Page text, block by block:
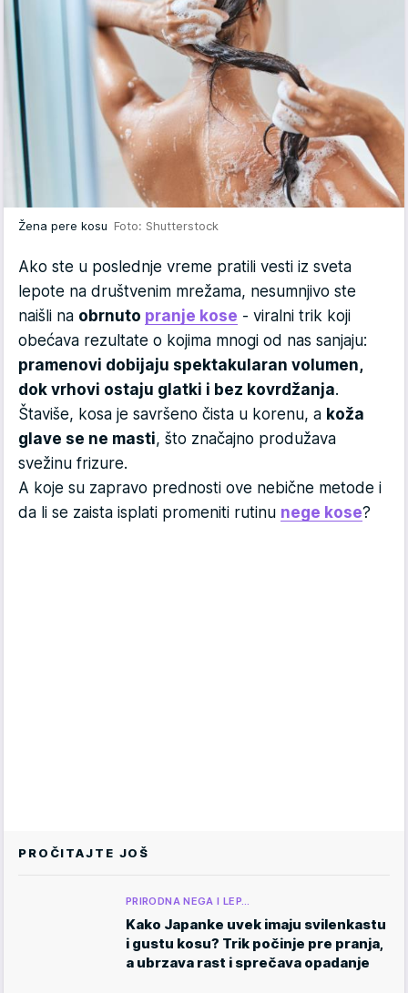
Žena pere kosu Foto: Shutterstock
Ako ste u poslednje vreme pratili vesti iz sveta
lepote na društvenim mrežama, nesumnjivo ste
naišli na obrnuto pranje kose - viralni trik koji
obećava rezultate o kojima mnogi od nas sanjaju:
pramenovi dobijaju spektakularan volumen,
dok vrhovi ostaju glatki i bez kovrdžanja.
Štaviše, kosa je savršeno čista u korenu, a koža
glave se ne masti, što značajno produžava
svežinu frizure.
A koje su zapravo prednosti ove nebične metode i
da li se zaista isplati promeniti rutinu nege kose?
PROČITAJTE JOŠ
PRIRODNA NEGA I LEP…
Kako Japanke uvek imaju svilenkastu
i gustu kosu? Trik počinje pre pranja,
a ubrzava rast i sprečava opadanje